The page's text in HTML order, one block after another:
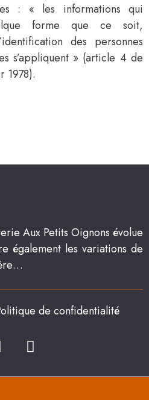
: « les informations qui
forme que ce soit,
des personnes
s’appliquent » (article 4 de
1978).
Aux Petits Oignons évolue
également les variations de
de confidentialité